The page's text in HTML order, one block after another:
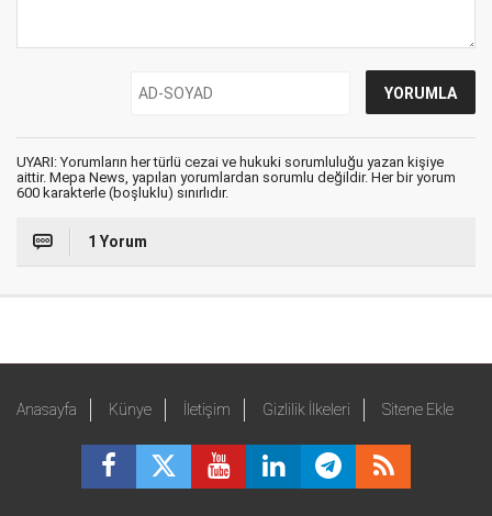
UYARI: Yorumların her türlü cezai ve hukuki sorumluluğu yazan kişiye
aittir. Mepa News, yapılan yorumlardan sorumlu değildir. Her bir yorum
600 karakterle (boşluklu) sınırlıdır.
1 Yorum
Anasayfa Künye İletişim Gizlilik İlkeleri Sitene Ekle